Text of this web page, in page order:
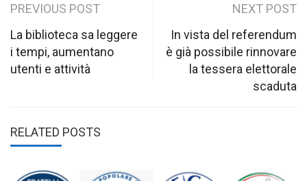
Post
navigation
PREVIOUS POST
La biblioteca sa leggere
i tempi, aumentano
utenti e attività
NEXT POST
In vista del referendum
è già possibile rinnovare
la tessera elettorale
scaduta
RELATED POSTS